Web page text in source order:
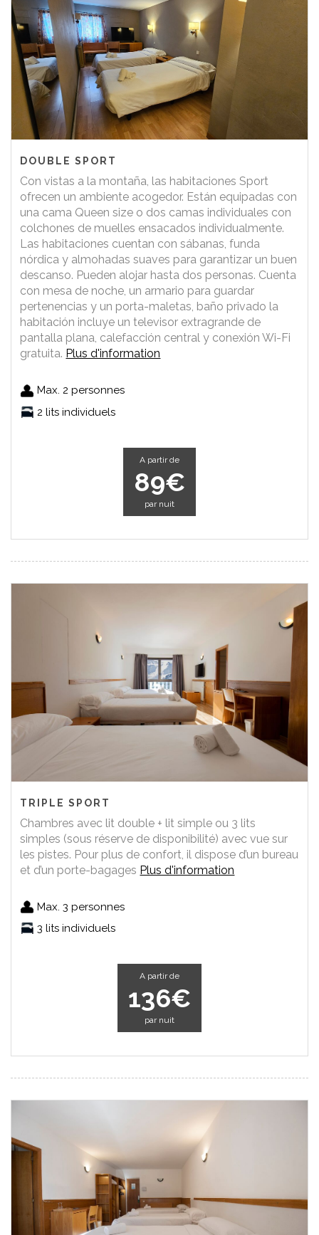
DOUBLE SPORT
Con vistas a la montaña, las habitaciones Sport
ofrecen un ambiente acogedor. Están equipadas con
una cama Queen size o dos camas individuales con
colchones de muelles ensacados individualmente.
Las habitaciones cuentan con sábanas, funda
nórdica y almohadas suaves para garantizar un buen
descanso. Pueden alojar hasta dos personas. Cuenta
con mesa de noche, un armario para guardar
pertenencias y un porta-maletas, baño privado la
habitación incluye un televisor extragrande de
pantalla plana, calefacción central y conexión Wi-Fi
gratuita. Plus d'information
Max. 2 personnes
2 lits individuels
A partir de
89€
par nuit
TRIPLE SPORT
Chambres avec lit double + lit simple ou 3 lits
simples (sous réserve de disponibilité) avec vue sur
les pistes. Pour plus de confort, il dispose d’un bureau
et d’un porte-bagages Plus d'information
Max. 3 personnes
3 lits individuels
A partir de
136€
par nuit